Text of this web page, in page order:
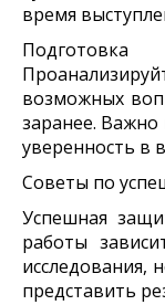
время
возможных
заранее.
уверенность в
Советы по
Успешная
работы
исследования,
представить